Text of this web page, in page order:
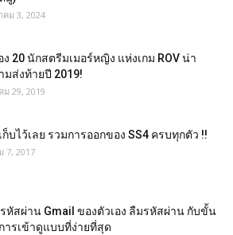
คม 3, 2024
20 นักสตรีมเมอร์หญิง แห่งเกม ROV น่า
มส่งท้ายปี 2019!
ม 29, 2019
ก็บไว้เลย รวมการออกของ SS4 ครบทุกตัว !!
7, 2017
หัสผ่าน Gmail ของตัวเอง ลืมรหัสผ่าน กับขั้น
ารเข้าดูแบบที่ง่ายที่สุด